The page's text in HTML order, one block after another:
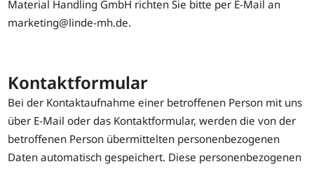
Material Handling GmbH richten Sie bitte per E-Mail an
marketing@linde-mh.de.
Kontaktformular
Bei der Kontaktaufnahme einer betroffenen Person mit uns
über E-Mail oder das Kontaktformular, werden die von der
betroffenen Person übermittelten personenbezogenen
Daten automatisch gespeichert. Diese personenbezogenen